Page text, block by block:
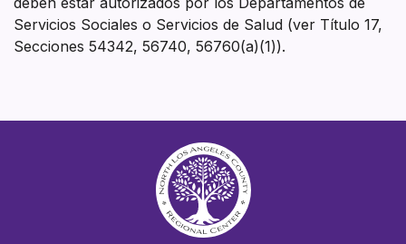
Servicios Sociales o Servicios de Salud (ver Título 17,
Secciones 54342, 56740, 56760(a)(1)).